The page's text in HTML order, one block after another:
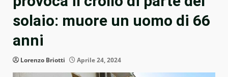
solaio: muore un uomo di 66
anni
Lorenzo Briotti Aprile 24, 2024